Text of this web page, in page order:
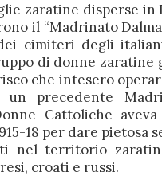
zaratine disperse in
il “Madrinato
cimiteri degli
di donne zaratine
che intesero
un precedente
Cattoliche
18 per dare pietosa
nel territorio
croati e russi.